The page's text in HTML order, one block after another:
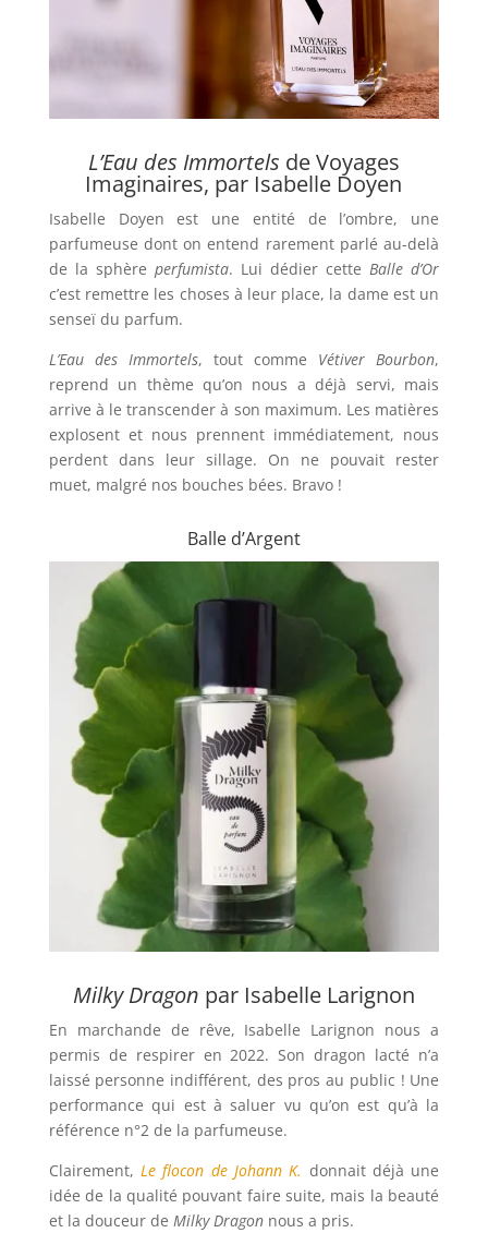
L’Eau des Immortels de Voyages
Imaginaires, par Isabelle Doyen
Isabelle Doyen est une entité de l’ombre, une
parfumeuse dont on entend rarement parlé au-delà
de la sphère perfumista. Lui dédier cetteBalle d’Or
c’est remettre les choses à leur place, la dame est un
senseï du parfum.
L’Eau des Immortels, tout comme Vétiver Bourbon,
reprend un thème qu’on nous a déjà servi, mais
arrive à le transcender à son maximum. Les matières
explosent et nous prennent immédiatement, nous
perdent dans leur sillage. On ne pouvait rester
muet, malgré nos bouches bées. Bravo !
Balle d’Argent
Milky Dragon par Isabelle Larignon
En marchande de rêve, Isabelle Larignon nous a
permis de respirer en 2022. Son dragon lacté n’a
laissé personne indifférent, des pros au public ! Une
performance qui est à saluer vu qu’on est qu’à la
référence n°2 de la parfumeuse.
Clairement,Le flocon de Johann K. donnait déjà une
idée de la qualité pouvant faire suite, mais la beauté
et la douceur de Milky Dragonnous a pris.